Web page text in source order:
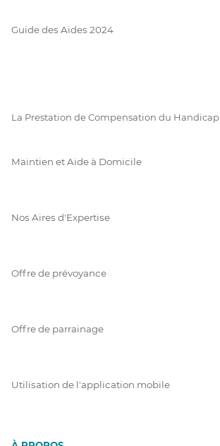
Guide des Aides 2024
La Prestation de Compensation du Handicap
Maintien et Aide à Domicile
Nos Aires d'Expertise
Offre de prévoyance
Offre de parrainage
Utilisation de l'application mobile